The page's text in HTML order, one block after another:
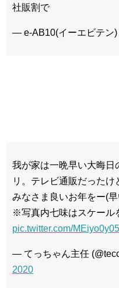
社販割で
— e-AB10(イーエビテン)
我が家は一晩早い大晦日
リ。テレビ通販だったけ
みなさま良いお年をー(
※写真内七味はスケール
pic.twitter.com/
— てっちゃん主任
2020